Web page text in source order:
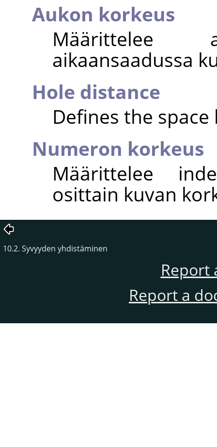
Aukon korkeus
Määrittelee
aikaansaadussa
Hole distance
Defines the
Numeron korkeus
Määrittelee
osittain kuvan
10.2. Syvyyden yhdistäminen
Report
Report a